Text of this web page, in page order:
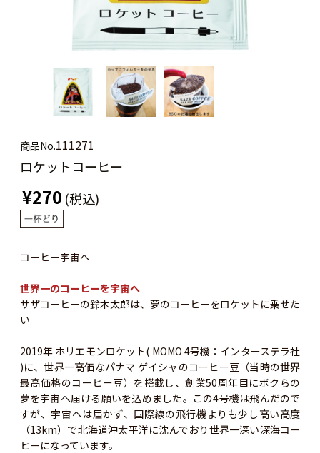
商品No.111271
ロケットコーヒー
¥270 (税込)
コーヒー宇宙へ
世界一のコーヒーを宇宙へ
サザコーヒーの鈴木太郎は、夢のコーヒーをロケットに乗せた
い
2019年 ホリエモンロケット( MOMO 4号機：インターステラ社
)に、世界一高価なパナマ ゲイシャのコーヒー豆（当時の世界
最高価格のコーヒー豆）を搭載し、創業50周年目にボクらの
夢を宇宙へ届ける願いを込めました。この4号機は飛んだので
すが、宇宙へは届かず、国際線の飛行機よりも少し高い高度
（13km）で北海道沖太平洋に沈んでおり世界一深い深海コー
ヒーになっています。